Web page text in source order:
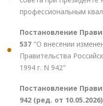
профессиональным
Постановление
537 "О внесении
Правительства
1994 г. N 942"
Постановление
942 (ред. от 10.05.2026)